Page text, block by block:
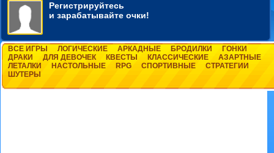
Регистрируйтесь
и зарабатывайте очки!
ВСЕ ИГРЫ ЛОГИЧЕСКИЕ АРКАДНЫЕ БРОДИЛКИ
ГОНКИ
ДРАКИ
ДЛЯ ДЕВОЧЕК КВЕСТЫ КЛАССИЧЕСКИЕ
АЗАРТНЫЕ
ЛЕТАЛКИ
НАСТОЛЬНЫЕ RPG СПОРТИВНЫЕ
СТРАТЕГИИ
ШУТЕРЫ